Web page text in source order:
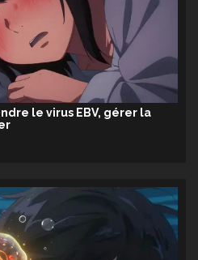
le virus EBV, gérer la